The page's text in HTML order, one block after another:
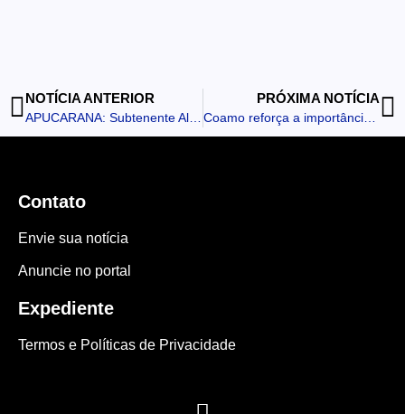
NOTÍCIA ANTERIOR PRÓXIMA NOTÍCIA
Coamo reforça a importância das práticas conservacionistas para o desenvolvimento sustentável da agricultura
Contato
Envie sua notícia
Anuncie no portal
Expediente
Termos e Políticas de Privacidade